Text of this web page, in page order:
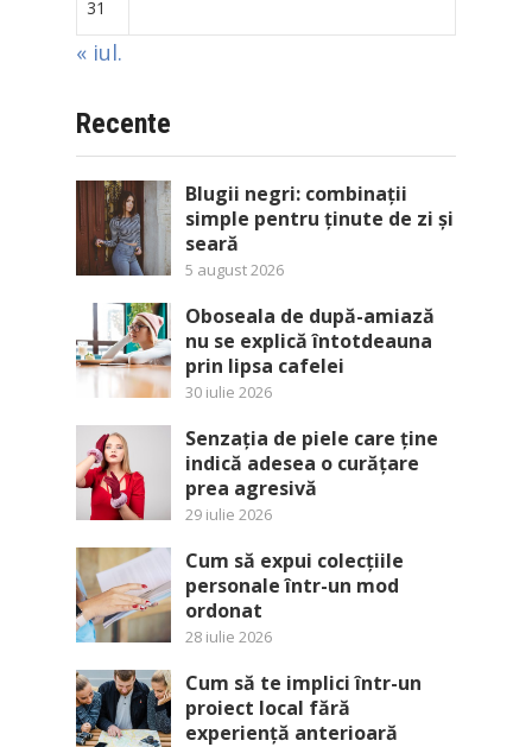
31
« iul.
Recente
Blugii negri: combinații
simple pentru ținute de zi și
seară
5 august 2026
Oboseala de după-amiază
nu se explică întotdeauna
prin lipsa cafelei
30 iulie 2026
Senzația de piele care ține
indică adesea o curățare
prea agresivă
29 iulie 2026
Cum să expui colecțiile
personale într-un mod
ordonat
28 iulie 2026
Cum să te implici într-un
proiect local fără
experiență anterioară